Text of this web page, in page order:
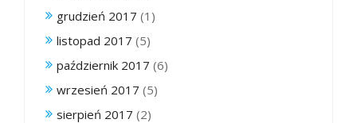
grudzień 2017 (1)
listopad 2017 (5)
październik 2017 (6)
wrzesień 2017 (5)
sierpień 2017 (2)